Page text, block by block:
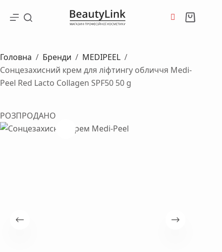
Кошик
Головна / Бренди / MEDIPEEL /
Сонцезахисний крем для ліфтингу обличчя Medi-
Peel Red Lacto Collagen SPF50 50 g
РОЗПРОДАНО